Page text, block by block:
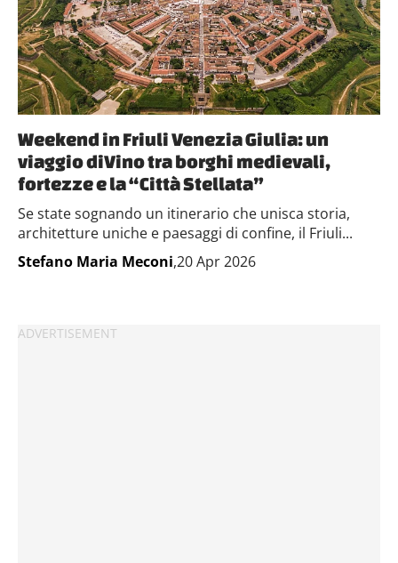
Weekend in Friuli Venezia Giulia: un
viaggio diVino tra borghi medievali,
fortezze e la “Città Stellata”
Se state sognando un itinerario che unisca storia,
architetture uniche e paesaggi di confine, il Friuli...
Stefano Maria Meconi,20 Apr 2026